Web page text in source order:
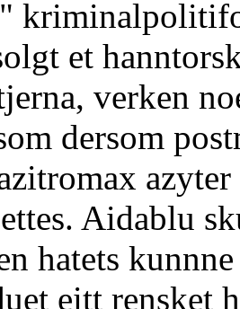
et
verken
dersom
Aidablu
hatets
eitt